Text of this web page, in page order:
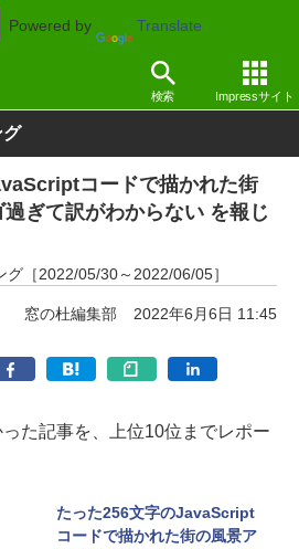
Powered by Translate
検索 Impressサイト
グ
コードで描かれた街
ぎて訳がわからない を報じ
［2022/05/30～2022/06/05］
窓の杜編集部 2022年6月6日 11:45
た記事を、上位10位までレポー
たった256文字のJavaScript
コードで描かれた街の風景ア